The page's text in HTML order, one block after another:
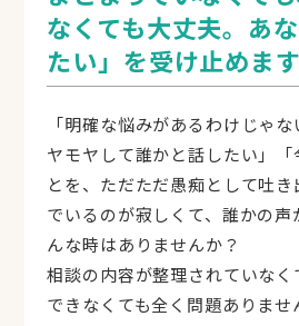
1,000pt
3,030pt
10,500pt
※クレジットカード・銀行振
入可（まとめ買いでボーナスpt
使い方
無料で会員登録
ポイントを購入（1,000円〜
なくても大丈夫。あ
たい」を受け止めます
「明確な悩みがあるわけじゃ
ヤモヤして誰かと話したい」「
とを、ただただ愚痴として吐
でいるのが寂しくて、誰かの
んな時はありませんか？
相談の内容が整理されていな
できなくても全く問題ありませ